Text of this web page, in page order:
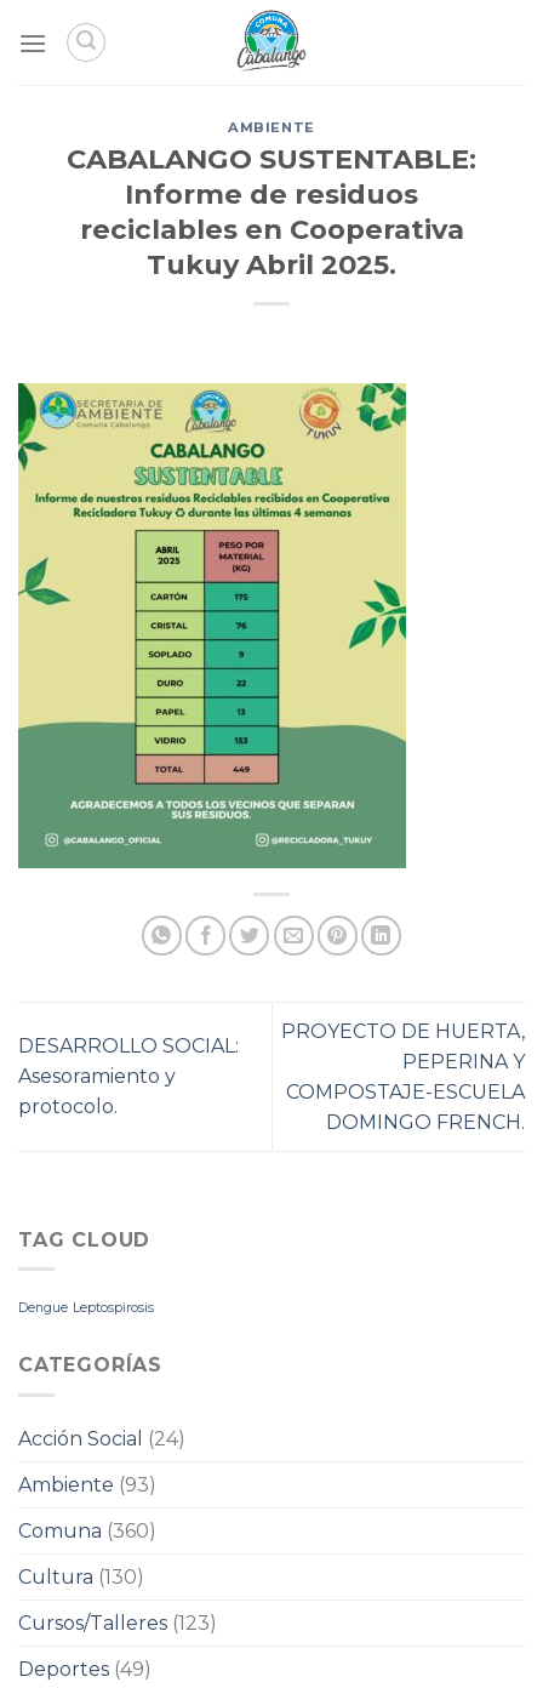
AMBIENTE
CABALANGO SUSTENTABLE:
Informe de residuos
reciclables en Cooperativa
Tukuy Abril 2025.
DESARROLLO SOCIAL:
Asesoramiento y
protocolo.
PROYECTO DE HUERTA,
PEPERINA Y
COMPOSTAJE-ESCUELA
DOMINGO FRENCH.
TAG CLOUD
Dengue Leptospirosis
CATEGORÍAS
Acción Social
(24)
Ambiente (93)
Comuna (360)
Cultura (130)
Cursos/Talleres (123)
Deportes (49)